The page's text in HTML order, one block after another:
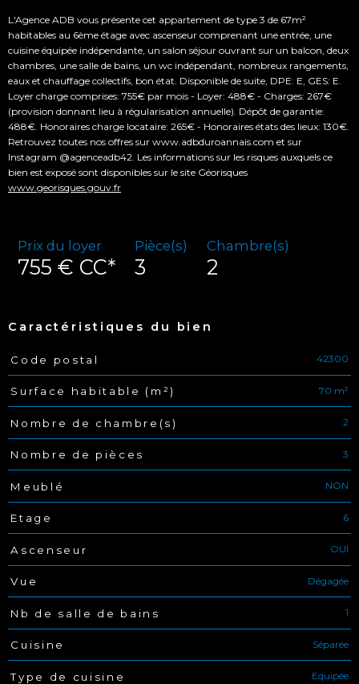
L'Agence ADB vous présente cet appartement de type 3 de 67m²
habitables au 6ème étage avec ascenseur comprenant une entrée, une
cuisine équipée indépendante, un salon séjour ouvrant sur un balcon, deux
chambres, une salle de bains, un wc indépendant, nombreux rangements,
eaux et chauffage collectifs, bon état. Disponible de suite, DPE: E, GES: E.
Loyer charge comprises: 755€ par mois - Loyer: 488€ - Charges: 267€
(provision donnant lieu à régularisation annuelle). Dépôt de garantie:
488€. Honoraires charge locataire: 265€ - Honoraires états des lieux: 130€.
Retrouvez toutes nos offres sur www.adbduroannais.com et sur
Instagram @agenceadb42. Les informations sur les risques auxquels ce
bien est exposé sont disponibles sur le site Géorisques
www.georisques.gouv.fr
Prix du loyer
755 € CC*
Pièce(s)
3
Chambre(s)
2
Caractéristiques du bien
Caractéristiques Valeurs
Code postal 42300
Surface habitable (m²) 70 m²
Nombre de chambre(s) 2
Nombre de pièces 3
Meublé NON
Etage 6
Ascenseur OUI
Vue Dégagée
Nb de salle de bains 1
Cuisine Séparée
Type de cuisine Equipée